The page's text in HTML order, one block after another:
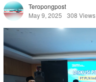
Teropongpost
May 9, 2025
308 Views